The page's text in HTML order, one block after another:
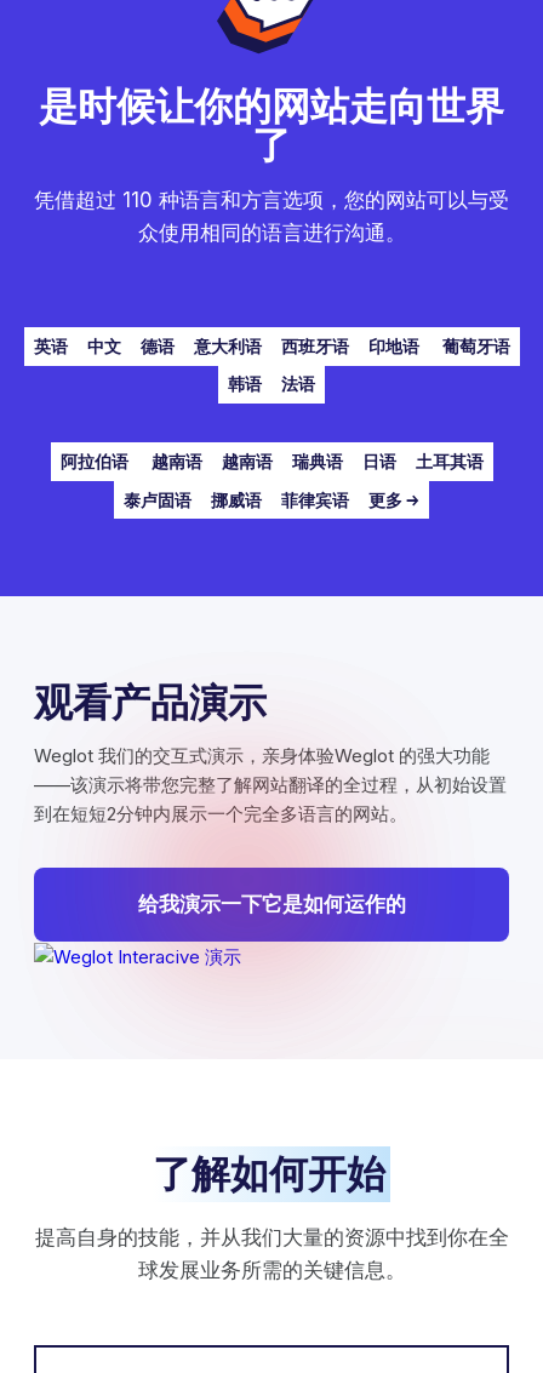
是时候让你的网站走向世界
了
凭借超过 110 种语言和方言选项，您的网站可以与受
众使用相同的语言进行沟通。
英语 中文 德语 意大利语 西班牙语 印地语
葡萄牙语
韩语
法语
阿拉伯语 越南语 越南语 瑞典语 日语
土耳其语
泰卢固语
挪威语 菲律宾语 更多 →
观看产品演示
Weglot 我们的交互式演示，亲身体验Weglot 的强大功能
——该演示将带您完整了解网站翻译的全过程，从初始设置
到在短短2分钟内展示一个完全多语言的网站。
给我演示一下它是如何运作的
了解如何开始
提高自身的技能，并从我们大量的资源中找到你在全
球发展业务所需的关键信息。